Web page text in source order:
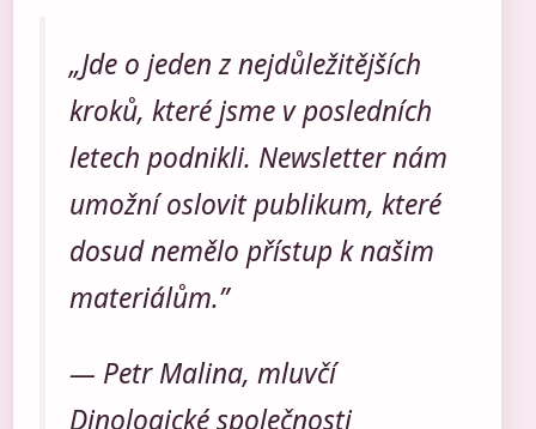
„Jde o jeden z nejdůležitějších
kroků, které jsme v posledních
letech podnikli. Newsletter nám
umožní oslovit publikum, které
dosud nemělo přístup k našim
materiálům.”
— Petr Malina, mluvčí
Dinologické společnosti